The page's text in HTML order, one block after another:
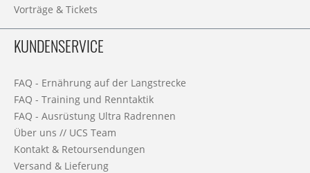
Vorträge & Tickets
KUNDENSERVICE
FAQ - Ernährung auf der Langstrecke
FAQ - Training und Renntaktik
FAQ - Ausrüstung Ultra Radrennen
Über uns // UCS Team
Kontakt & Retoursendungen
Versand & Lieferung